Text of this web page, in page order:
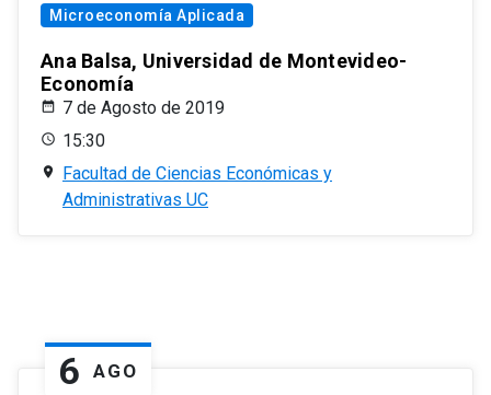
Microeconomía Aplicada
Ana Balsa, Universidad de Montevideo-
Economía
7 de Agosto de 2019
15:30
Facultad de Ciencias Económicas y
Administrativas UC
6 AGO